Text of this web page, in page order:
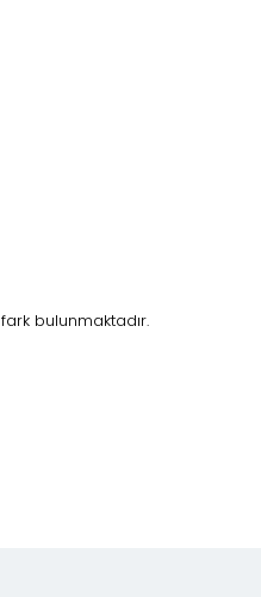
bulunmaktadır.